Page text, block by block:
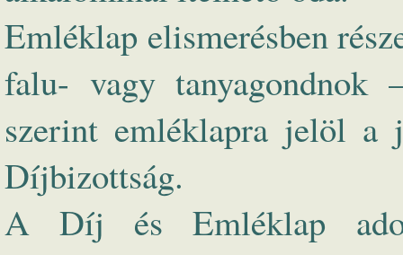
Emléklap elismerésben
falu- vagy tanyagondnok
szerint emléklapra jelöl a
Díjbizottság.
A Díj és Emléklap